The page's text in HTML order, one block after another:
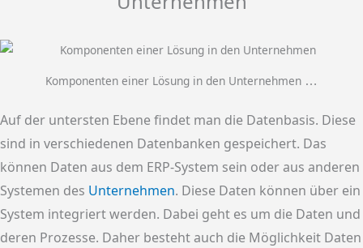
Komponenten einer Lösung in den Unternehmen …
Auf der untersten Ebene findet man die Datenbasis. Diese
sind in verschiedenen Datenbanken gespeichert. Das
können Daten aus dem ERP-System sein oder aus anderen
Systemen des Unternehmen. Diese Daten können über ein
System integriert werden. Dabei geht es um die Daten und
deren Prozesse. Daher besteht auch die Möglichkeit Daten